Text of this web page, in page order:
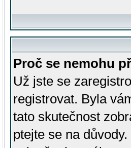
Proč se nemohu
Už jste se
registrovat. Byla
tato skutečnost
ptejte se na